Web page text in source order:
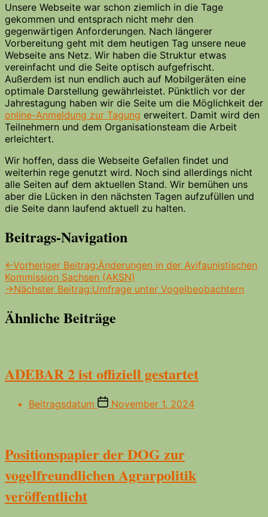
Unsere Webseite war schon ziemlich in die Tage
gekommen und entsprach nicht mehr den
gegenwärtigen Anforderungen. Nach längerer
Vorbereitung geht mit dem heutigen Tag unsere neue
Webseite ans Netz. Wir haben die Struktur etwas
vereinfacht und die Seite optisch aufgefrischt.
Außerdem ist nun endlich auch auf Mobilgeräten eine
optimale Darstellung gewährleistet. Pünktlich vor der
Jahrestagung haben wir die Seite um die Möglichkeit der
online-Anmeldung zur Tagung erweitert. Damit wird den
Teilnehmern und dem Organisationsteam die Arbeit
erleichtert.
Wir hoffen, dass die Webseite Gefallen findet und
weiterhin rege genutzt wird. Noch sind allerdings nicht
alle Seiten auf dem aktuellen Stand. Wir bemühen uns
aber die Lücken in den nächsten Tagen aufzufüllen und
die Seite dann laufend aktuell zu halten.
Beitrags-Navigation
←Vorheriger Beitrag:Änderungen in der Avifaunistischen
Kommission Sachsen (AKSN)
→Nächster Beitrag:Umfrage unter Vogelbeobachtern
Ähnliche Beiträge
ADEBAR 2 ist offiziell gestartet
Beitragsdatum November 1, 2024
Positionspapier der DOG zur
vogelfreundlichen Agrarpolitik
veröffentlicht